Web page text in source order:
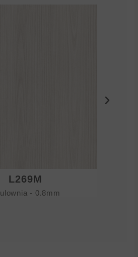
L269M
- 0.8mm